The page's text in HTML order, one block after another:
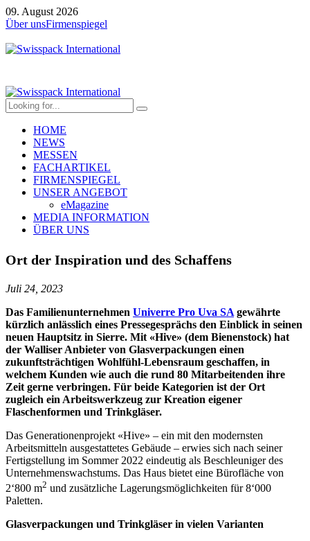
09. August 2026
Über unsFirmenspiegel
HOME
NEWS
MESSEN
FACHARTIKEL
FIRMENSPIEGEL
UNSER ANGEBOT
eMagazine
MEDIA INFORMATION
ÜBER UNS
Ort der Inspiration und des Schaffens
Juli 24, 2023
Das Familienunternehmen Univerre Pro Uva SA gewährte
kürzlich anlässlich eines Pressegesprächs den Einblick in seinen
neuen Hauptsitz in Sierre. Mit «Hive» (dem Bienenstock) hat
der Walliser Anbieter von Glasverpackungen einen
zukunftsträchtigen Wohlfühl-Lebensraum geschaffen, in
welchem Kunden wie auch die rund 80 Mitarbeitenden ihre
Zeit gerne verbringen. Für beide Kategorien ist der Ort
zugleich ein Arbeitswerkzeug zur Kreation eigener
Flaschenformen und Trinkgläser.
Das Generationenprojekt «Hive» – ein mit den modernsten
Arbeitsmitteln ausgestattetes Gebäude – erwies sich nach seiner
Fertigstellung im Sommer 2022 eindeutig als Beschleuniger des
Unternehmenswachstums. Das Haus bietet eine Bürofläche von
2‘800 m2 und zusätzliche Lagerungsmöglichkeiten für 8‘000
Paletten.
Glasverpackungen und Trinkgläser in vielen Varianten